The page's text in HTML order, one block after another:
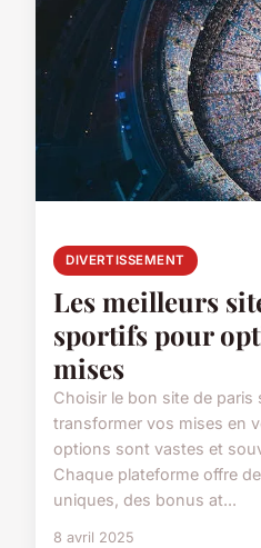
DIVERTISSEMENT
Les meilleurs
sportifs pour
mises
Choisir le bon site de paris
transformer vos mises en
options sont vastes et
Chaque plateforme offre
uniques, des bonus at...
8 avril 2025